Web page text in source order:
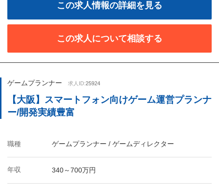
この求人情報の詳細を見る
この求人について相談する
ゲームプランナー 求人ID:25924
【大阪】スマートフォン向けゲーム運営プランナ
ー/開発実績豊富
職種 ゲームプランナー / ゲームディレクター
年収 340～700万円